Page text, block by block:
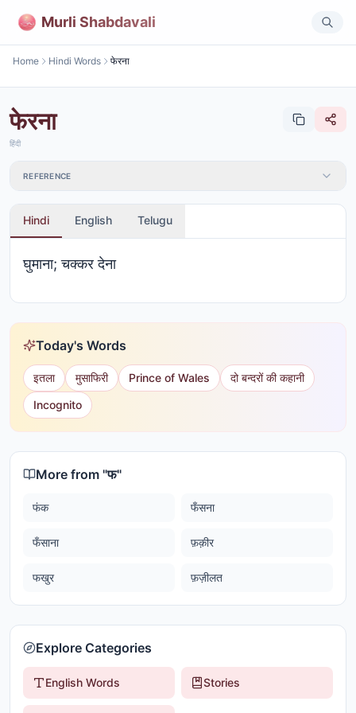
Murli Shabdavali
Home Hindi Words फेरना
फेरना
हिंदी
REFERENCE
Hindi English Telugu
घुमाना; चक्कर देना
Today's Words
इतला मुसाफिरी Prince of Wales
दो बन्दरों की कहानी
Incognito
More from "फ"
फंक फँसना
फँसाना फ़क़ीर
फखुर फ़ज़ीलत
Explore Categories
English Words Stories